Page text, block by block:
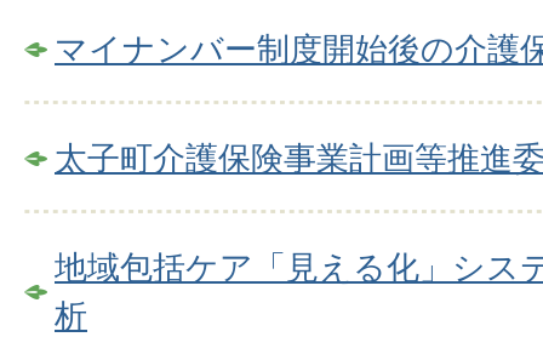
マイナンバー制度開始後の介護
太子町介護保険事業計画等推進
地域包括ケア「見える化」シス
析